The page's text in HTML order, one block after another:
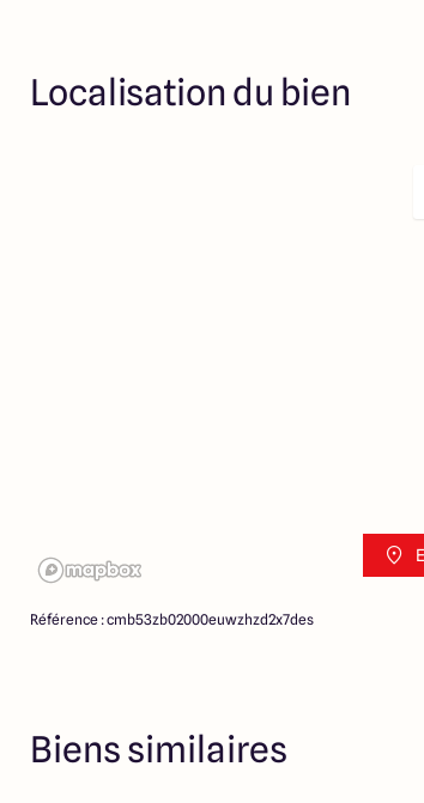
Localisation du bien
Référence : cmb53zb02000euwzhzd2x7des
Biens similaires